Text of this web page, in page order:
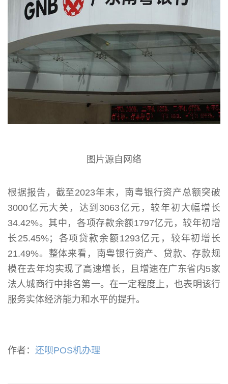
图片源自网络
根据报告，截至2023年末，南粤银行资产总额突破
3000亿元大关，达到3063亿元，较年初大幅增长
34.42%。其中，各项存款余额1797亿元，较年初增
长25.45%；各项贷款余额1293亿元，较年初增长
21.49%。整体来看，南粤银行资产、贷款、存款规
模在去年均实现了高速增长，且增速在广东省内5家
法人城商行中排名第一。在一定程度上，也表明该行
服务实体经济能力和水平的提升。
作者： 还呗POS机办理